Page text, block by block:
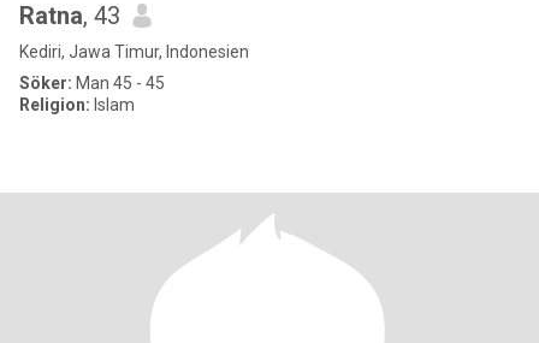
Ratna, 43
Kediri, Jawa Timur, Indonesien
Söker: Man 45 - 45
Religion: Islam